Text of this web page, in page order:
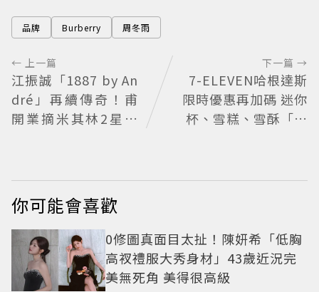
品牌 Burberry 周冬雨
← 上一篇
江振誠「1887 by An
dré」再續傳奇！甫
開業摘米其林2星、
下一篇 →
7-ELEVEN哈根達斯
限時優惠再加碼 迷你
杯、雪糕、雪酥「買
你可能會喜歡
0修圖真面目太扯！陳妍希「低胸
高衩禮服大秀身材」43歲近況完
美無死角 美得很高級